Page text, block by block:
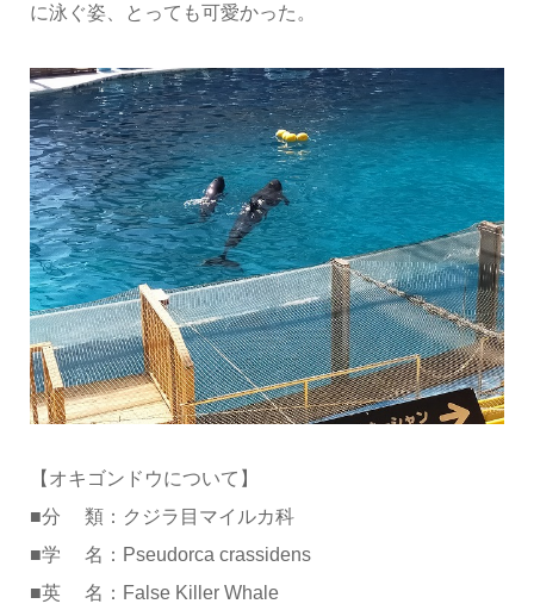
に泳ぐ姿、とっても可愛かった。
【オキゴンドウについて】
■分 類：クジラ目マイルカ科
■学 名：Pseudorca crassidens
■英 名：False Killer Whale